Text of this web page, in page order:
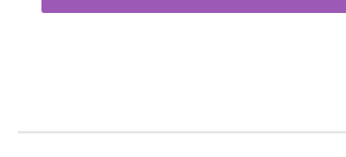
إلى هنا ولم أتردد